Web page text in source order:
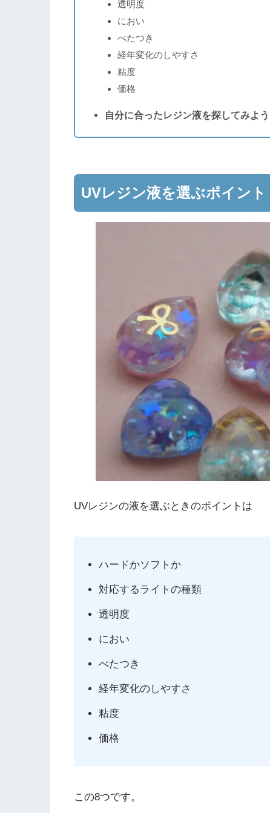
透明度
におい
べたつき
経年変化のしやすさ
粘度
価格
自分に合ったレジン液を探してみよう
UVレジン液を選ぶポイント
UVレジンの液を選ぶときのポイントは
ハードかソフトか
対応するライトの種類
透明度
におい
べたつき
経年変化のしやすさ
粘度
価格
この8つです。